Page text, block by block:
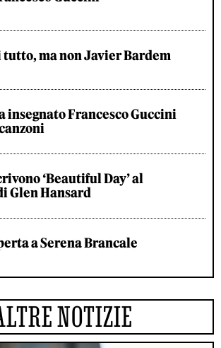
ma non Javier Bardem
insegnato Francesco Guccini
‘Beautiful Day’ al
Glen Hansard
a Serena Brancale
NOTIZIE